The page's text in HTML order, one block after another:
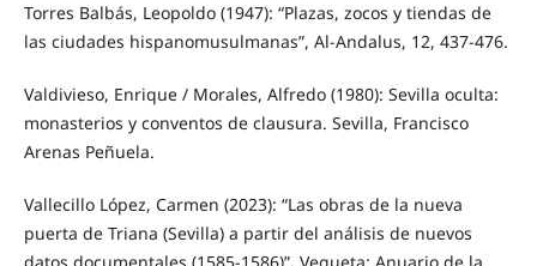
Torres Balbás, Leopoldo (1947): “Plazas, zocos y tiendas de
las ciudades hispanomusulmanas”, Al-Andalus, 12, 437-476.
Valdivieso, Enrique / Morales, Alfredo (1980): Sevilla oculta:
monasterios y conventos de clausura. Sevilla, Francisco
Arenas Peñuela.
Vallecillo López, Carmen (2023): “Las obras de la nueva
puerta de Triana (Sevilla) a partir del análisis de nuevos